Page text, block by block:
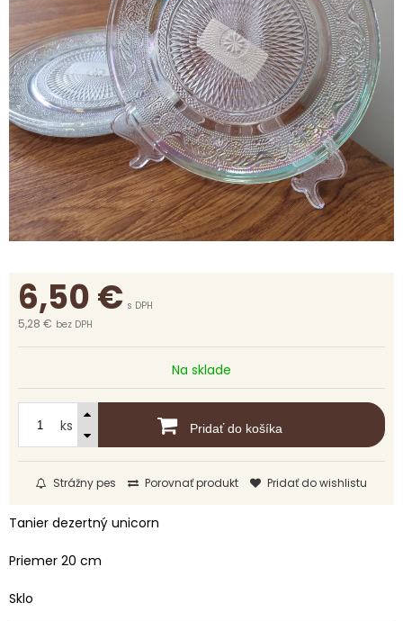
6,50€ s DPH
5,28 € bez DPH
Na sklade
ks Pridať do košíka
Strážny pes Porovnať produkt Pridať do wishlistu
Tanier dezertný unicorn
Priemer 20 cm
Sklo